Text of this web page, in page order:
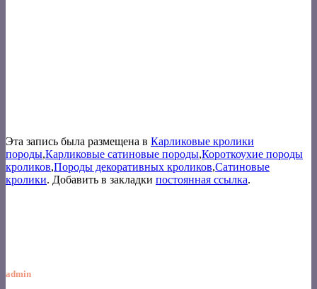
Эта запись была размещена в Карликовые кролики
породы,Карликовые сатиновые породы,Короткоухие породы
кроликов,Породы декоративных кроликов,Сатиновые
кролики. Добавить в закладки постоянная ссылка.
admin